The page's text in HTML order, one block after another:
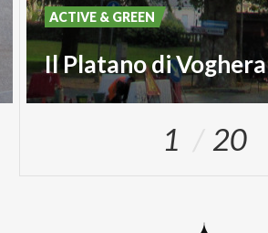
Il Platano di Voghera
ACTIVE & GREEN
1 20